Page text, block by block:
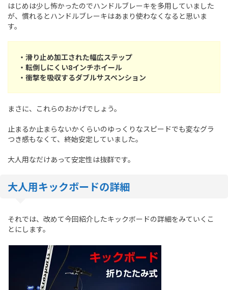
はじめは少し怖かったのでハンドルブレーキを多用していました
が、慣れるとハンドルブレーキはあまり使わなくなると思いま
す。
・滑り止め加工された幅広ステップ
・転倒しにくい8インチホイール
・衝撃を吸収するダブルサスペンション
まさに、これらのおかげでしょう。
止まるか止まらないかくらいのゆっくりなスピードでも変なグラ
つき感もなくて、終始安定していました。
大人用なだけあって安定性は抜群です。
大人用キックボードの詳細
それでは、改めて今回紹介したキックボードの詳細をみていくこ
とにします。